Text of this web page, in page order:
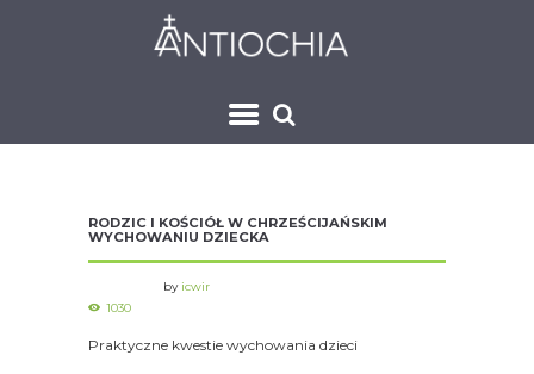
RODZIC I KOŚCIÓŁ W CHRZEŚCIJAŃSKIM
WYCHOWANIU DZIECKA
by icwir
1030
Praktyczne kwestie wychowania dzieci